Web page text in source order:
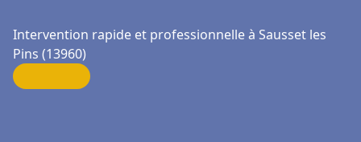
Intervention rapide et professionnelle à Sausset les
Pins (13960)